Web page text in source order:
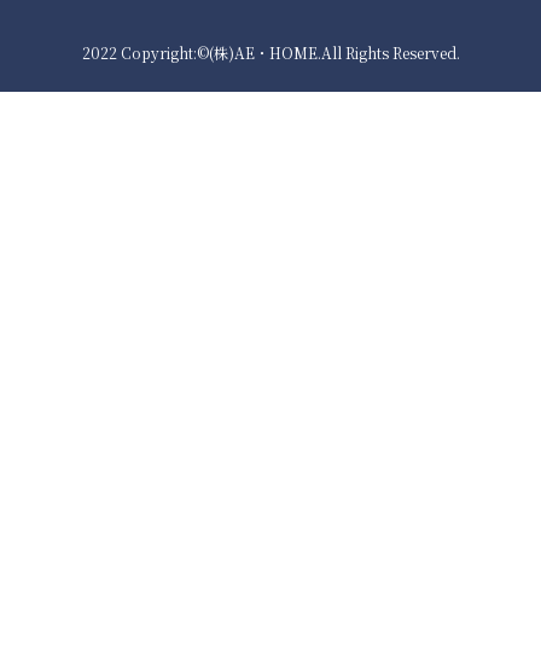
2022 Copyright:©(株)AE・HOME.All Rights Reserved.